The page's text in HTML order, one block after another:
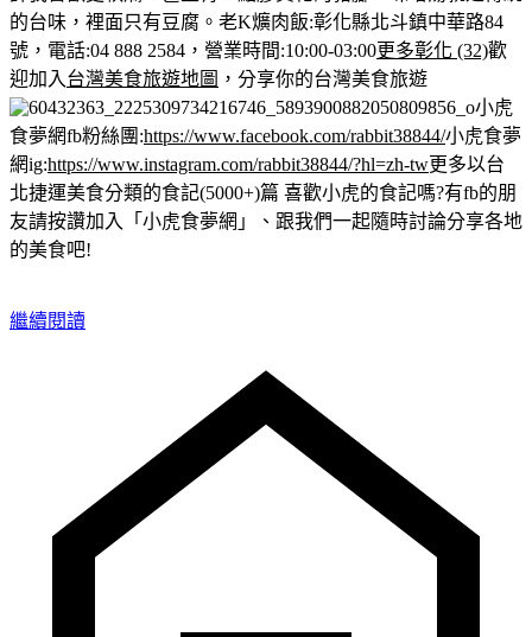
的台味，裡面只有豆腐。 老K爌肉飯:彰化縣北斗鎮中華路84
號，電話:04 888 2584，營業時間:10:00-03:00更多彰化 (32)歡
迎加入 台灣美食旅遊地圖 ，分享你的台灣美食旅遊
小虎
食夢網fb粉絲團:https://www.facebook.com/rabbit38844/小虎食夢
網ig:https://www.instagram.com/rabbit38844/?hl=zh-tw更多以台
北捷運美食分類的食記(5000+)篇 喜歡小虎的食記嗎?有fb的朋
友請按讚加入「小虎食夢網」、跟我們一起隨時討論分享各地
的美食吧!
繼續閱讀